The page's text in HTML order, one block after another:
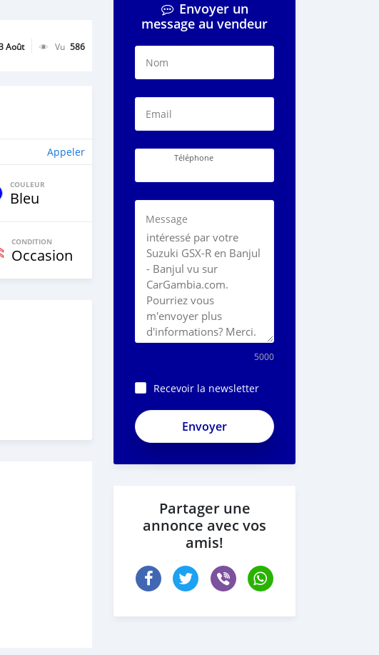
Août Vu 586
Appeler
COULEUR
Bleu
CONDITION
Occasion
Envoyer un
message au vendeur
Nom
Email
Téléphone
Message
5000
Recevoir la newsletter
Partager une
annonce avec vos
amis!